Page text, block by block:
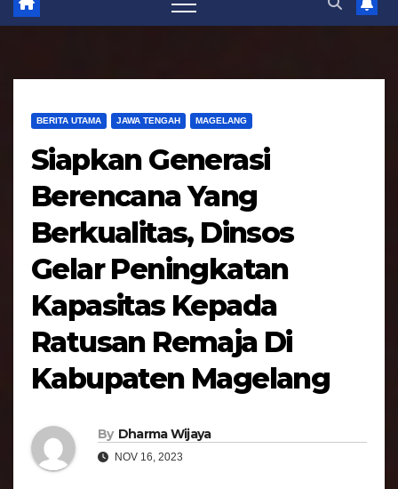
n
BERITA UTAMA JAWA TENGAH MAGELANG
Siapkan Generasi
Berencana Yang
Berkualitas, Dinsos
Gelar Peningkatan
Kapasitas Kepada
Ratusan Remaja Di
Kabupaten Magelang
By Dharma Wijaya
NOV 16, 2023